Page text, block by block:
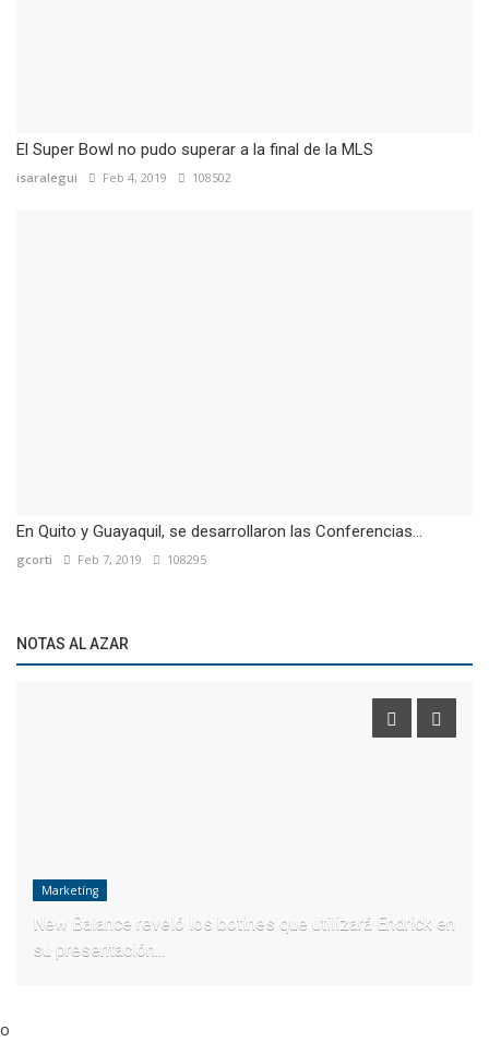
El Super Bowl no pudo superar a la final de la MLS
isaralegui Feb 4, 2019 108502
En Quito y Guayaquil, se desarrollaron las Conferencias...
gcorti Feb 7, 2019 108295
NOTAS AL AZAR
Marketíng
New Balance reveló los botines que utilizará Endrick en
su presentación...
o